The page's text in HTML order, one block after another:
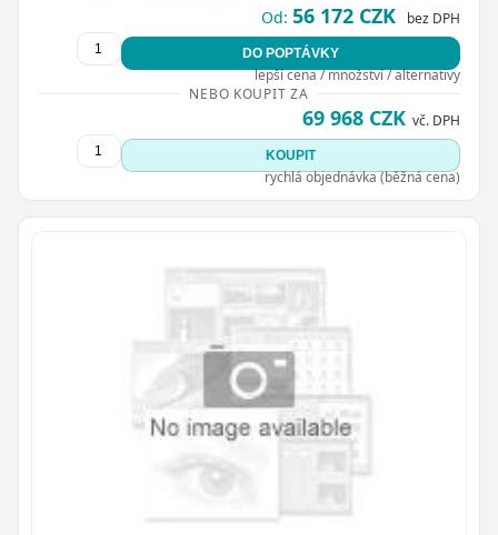
Od: 56 172 CZK bez DPH
DO POPTÁVKY
lepší cena / množství / alternativy
NEBO KOUPIT ZA
69 968 CZK vč. DPH
KOUPIT
rychlá objednávka (běžná cena)